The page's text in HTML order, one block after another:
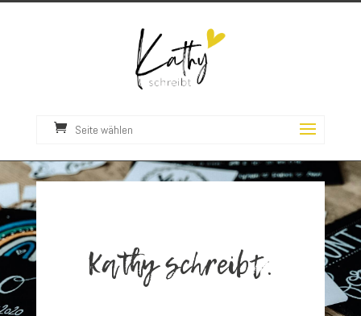
Seite wählen
Kathy schreibt.